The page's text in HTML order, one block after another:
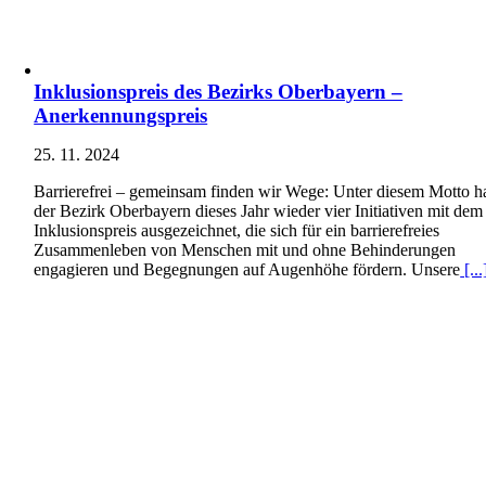
Inklusionspreis des Bezirks Oberbayern –
Anerkennungspreis
25. 11. 2024
Barrierefrei – gemeinsam finden wir Wege: Unter diesem Motto
der Bezirk Oberbayern dieses Jahr wieder vier Initiativen mit dem
Inklusionspreis ausgezeichnet, die sich für ein barrierefreies
Zusammenleben von Menschen mit und ohne Behinderungen
engagieren und Begegnungen auf Augenhöhe fördern. Unsere